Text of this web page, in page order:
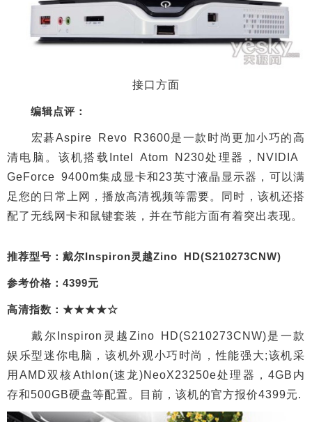
接口方面
编辑点评：
宏碁Aspire Revo R3600是一款时尚更加小巧的高
清电脑。该机搭载Intel Atom N230处理器，NVIDIA
GeForce 9400m集成显卡和23英寸液晶显示器，可以满
足您的日常上网，播放高清视频等需要。同时，该机还搭
配了无线网卡和鼠键套装，并在节能方面有着突出表现。
推荐型号：戴尔Inspiron灵越Zino HD(S210273CNW)
参考价格：4399元
高清指数：★★★★☆
戴尔Inspiron灵越Zino HD(S210273CNW)是一款
娱乐型迷你电脑，该机外观小巧时尚，性能强大;该机采
用AMD双核Athlon(速龙)NeoX23250e处理器，4GB内
存和500GB硬盘等配置。目前，该机的官方报价4399元.